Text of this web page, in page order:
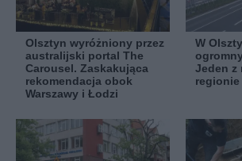
Olsztyn wyróżniony przez
australijski portal The
Carousel. Zaskakująca
rekomendacja obok
Warszawy i Łodzi
W
Jeden z
regionie